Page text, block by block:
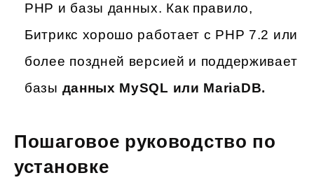
PHP и базы данных. Как правило,
Битрикс хорошо работает с PHP 7.2 или
более поздней версией и поддерживает
базы данных MySQL или MariaDB.
Пошаговое руководство по
установке